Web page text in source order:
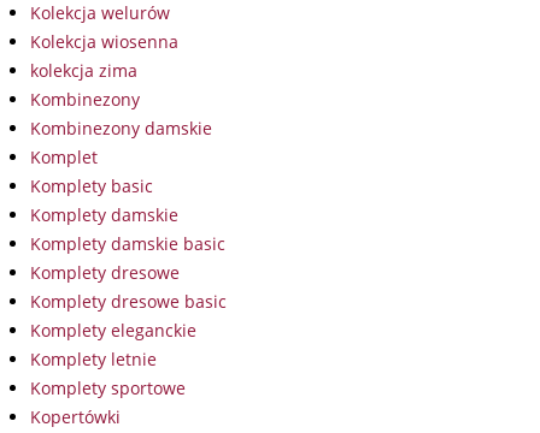
Kolekcja welurów
Kolekcja wiosenna
kolekcja zima
Kombinezony
Kombinezony damskie
Komplet
Komplety basic
Komplety damskie
Komplety damskie basic
Komplety dresowe
Komplety dresowe basic
Komplety eleganckie
Komplety letnie
Komplety sportowe
Kopertówki